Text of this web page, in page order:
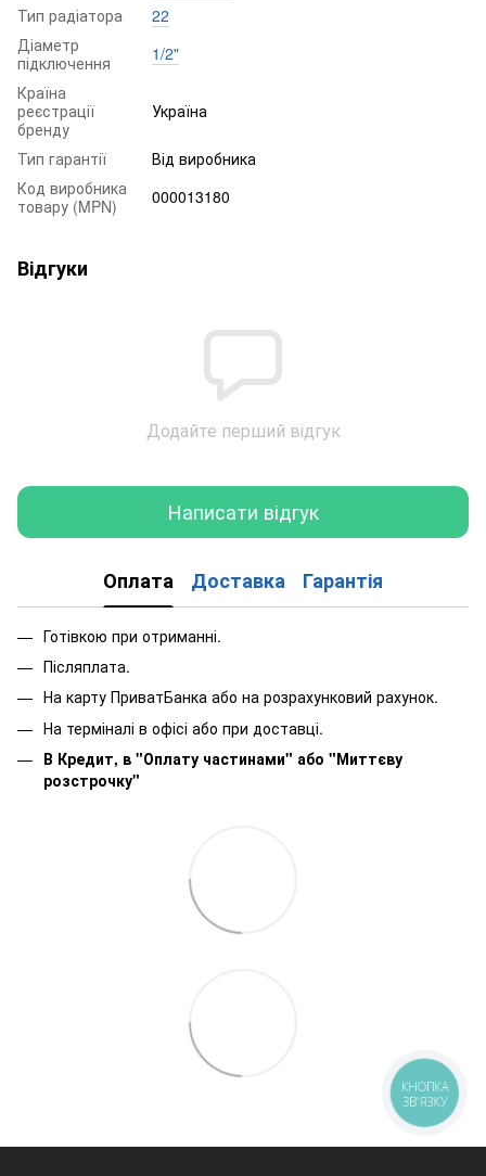
Тип радіатора
22
Діаметр
підключення
1/2"
Країна
реєстрації
бренду
Україна
Тип гарантії
Від виробника
Код виробника
товару (MPN)
000013180
Відгуки
Додайте перший відгук
Написати відгук
Оплата Доставка Гарантія
Готівкою при отриманні.
Післяплата.
На карту ПриватБанка або на розрахунковий рахунок.
На терміналі в офісі або при доставці.
В Кредит, в "Оплату частинами" або "Миттєву
розстрочку"
КНОПКА
ЗВ'ЯЗКУ